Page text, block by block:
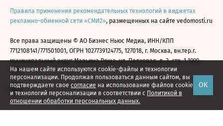
На нашем сайте используются cookie-файлы и технологии
персонализации. Продолжая пользоваться данным сайтом, вы
подтверждаете свое согласие на использование файлов cookie
и технологий персонализации в соответствии с Политикой в
отношении обработки персональных данных.
ОК
Правила применения рекомендательных технологий в виджетах
рекламно-обменной сети «СМИ2», размещенных на сайте vedomosti.ru
Все права защищены © АО Бизнес Ньюс Медиа, ИНН/КПП
7712108141/771501001, ОГРН 1027739124775, 127018, г. Москва, вн.тер.г.
муниципальный округ Марьина Роща, ул. Полковая, д. 3, стр. 1 1999—
2026